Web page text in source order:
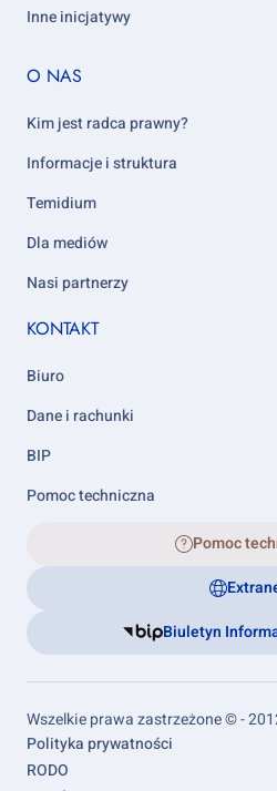
Inne inicjatywy
Footer
5
O NAS
Kim jest radca prawny?
Informacje i struktura
Temidium
Dla mediów
Nasi partnerzy
KONTAKT
Biuro
Dane i rachunki
BIP
Pomoc techniczna
Pomoc
Biuletyn
Wszelkie prawa zastrzeżone © -
Footer
links
Polityka prywatności
RODO